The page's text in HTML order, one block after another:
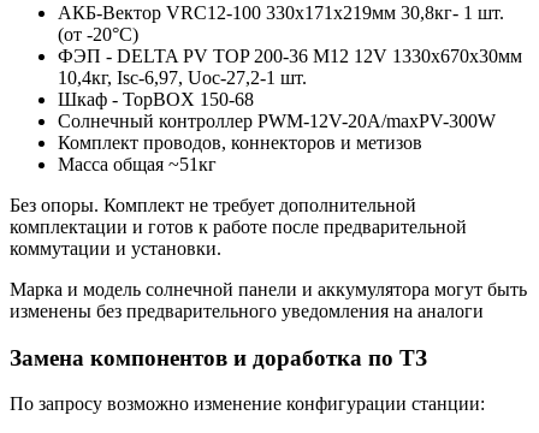
АКБ-Вектор VRC12-100 330x171x219мм 30,8кг- 1 шт.
(от -20°С)
ФЭП - DELTA PV TOP 200-36 M12 12V 1330х670x30мм
10,4кг, Isc-6,97, Uoc-27,2-1 шт.
Шкаф - TopBOX 150-68
Солнечный контроллер PWM-12V-20A/maxPV-300W
Комплект проводов, коннекторов и метизов
Масса общая ~51кг
Без опоры. Комплект не требует дополнительной
комплектации и готов к работе после предварительной
коммутации и установки.
Марка и модель солнечной панели и аккумулятора могут быть
изменены без предварительного уведомления на аналоги
Замена компонентов и доработка по ТЗ
По запросу возможно изменение конфигурации станции: